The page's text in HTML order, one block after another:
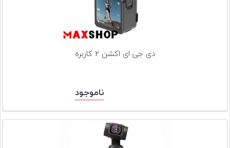
لیست
دی جی ای اکشن ۲ کاربره
ناموجود